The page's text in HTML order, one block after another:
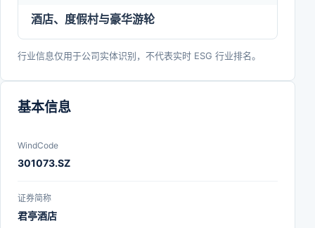
酒店、度假村与豪华游轮
行业信息仅用于公司实体识别，不代表实时 ESG 行业排名。
基本信息
WindCode
301073.SZ
证券简称
君亭酒店